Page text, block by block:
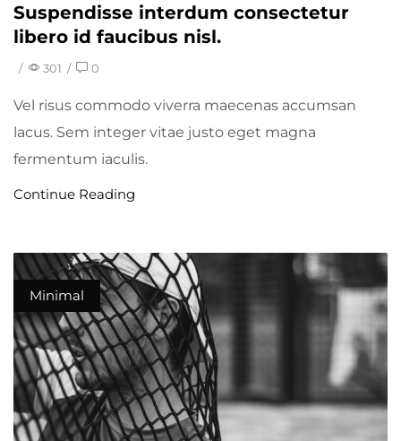
Suspendisse interdum consectetur
libero id faucibus nisl.
/ 301 / 0
Vel risus commodo viverra maecenas accumsan
lacus. Sem integer vitae justo eget magna
fermentum iaculis.
Continue Reading
Minimal